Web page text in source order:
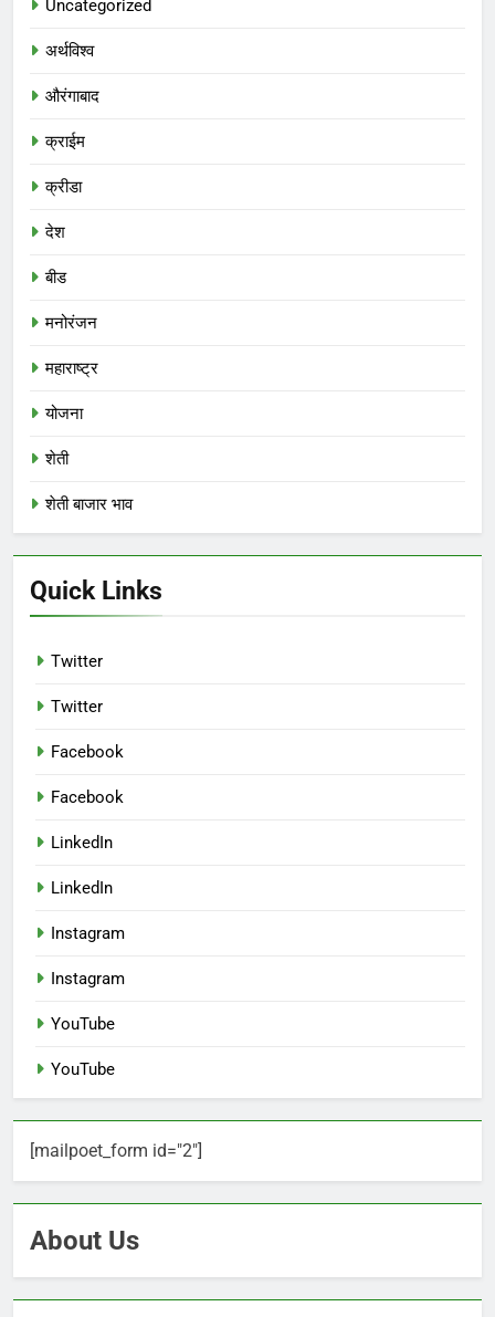
Uncategorized
अर्थविश्व
औरंगाबाद
क्राईम
क्रीडा
देश
बीड
मनोरंजन
महाराष्ट्र
योजना
शेती
शेती बाजार भाव
Quick Links
Twitter
Twitter
Facebook
Facebook
LinkedIn
LinkedIn
Instagram
Instagram
YouTube
YouTube
[mailpoet_form id="2"]
About Us